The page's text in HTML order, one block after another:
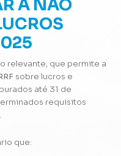
A NÃO
relevante, que permite a
sobre lucros e
até 31 de
requisitos
que: